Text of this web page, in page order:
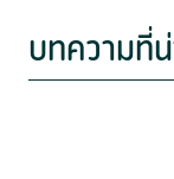
บทความที่น่